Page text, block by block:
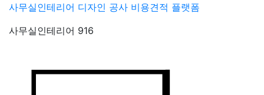
Skip
content
사무실인테리어 디자인 공사 비용견적 플랫폼
사무실인테리어 916